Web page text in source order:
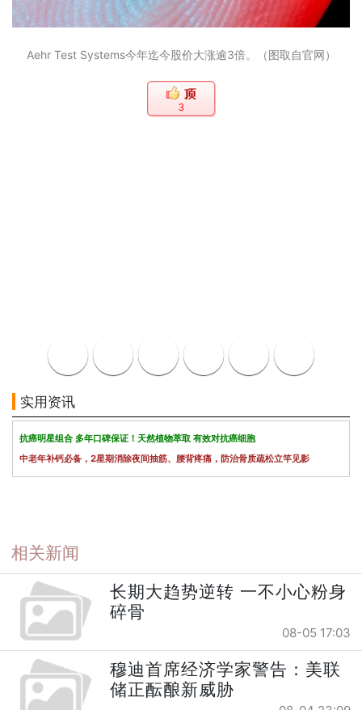
Aehr Test Systems今年迄今股价大涨逾3倍。（图取自官网）
3
实用资讯
抗癌明星组合 多年口碑保证！天然植物萃取 有效对抗癌细胞
中老年补钙必备，2星期消除夜间抽筋、腰背疼痛，防治骨质疏松立竿见影
相关新闻
长期大趋势逆转 一不小心粉身
碎骨
08-05 17:03
穆迪首席经济学家警告：美联
储正酝酿新威胁